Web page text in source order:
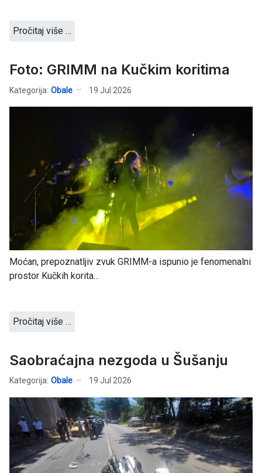
Pročitaj više …
Foto: GRIMM na Kučkim koritima
Kategorija: Obale 19 Jul 2026
Moćan, prepoznatljiv zvuk GRIMM-a ispunio je fenomenalni
prostor Kučkih korita...
Pročitaj više …
Saobraćajna nezgoda u Šušanju
Kategorija: Obale 19 Jul 2026